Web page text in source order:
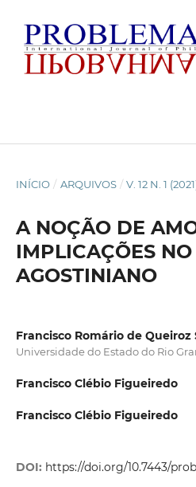
INÍCIO / ARQUIVOS / V. 12 N. 1
A NOÇÃO DE
IMPLICAÇÕES
AGOSTINIANO
Francisco Romário de Queiroz
Universidade do Estado do Rio
Francisco Clébio Figueiredo
Francisco Clébio Figueiredo
DOI: https://doi.org/10.7443/